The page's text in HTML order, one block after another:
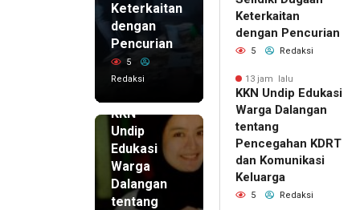
Keterkaitan
dengan
Pencurian
5
Redaksi
KKN
Undip
Edukasi
Warga
Dalangan
tentang
Keterkaitan
dengan Pencurian
5 Redaksi
13 jam lalu
KKN Undip Edukasi
Warga Dalangan
tentang
Pencegahan KDRT
dan Komunikasi
Keluarga
5 Redaksi